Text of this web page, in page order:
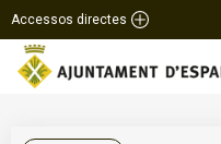
Accessos directes